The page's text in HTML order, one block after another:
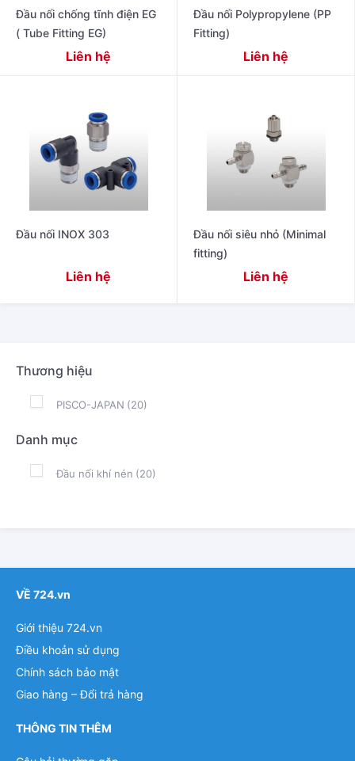
Đầu nối chống tĩnh điện EG
( Tube Fitting EG)
Liên hệ
Đầu nối Polypropylene (PP
Fitting)
Liên hệ
Đầu nối INOX 303
Liên hệ
Đầu nối siêu nhỏ (Minimal
fitting)
Liên hệ
Thương hiệu
PISCO-JAPAN (20)
Danh mục
Đầu nối khí nén (20)
VỀ 724.vn
Giới thiệu 724.vn
Điều khoản sử dụng
Chính sách bảo mật
Giao hàng – Đổi trả hàng
THÔNG TIN THÊM